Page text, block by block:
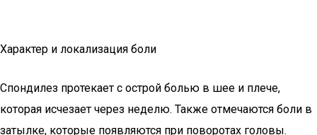
Характер и локализация боли
Спондилез протекает с острой болью в шее и плече,
которая исчезает через неделю. Также отмечаются боли в
затылке, которые появляются при поворотах головы.